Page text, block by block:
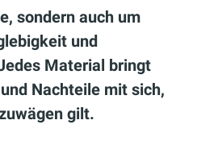
sondern auch um
und
Material bringt
Nachteile mit sich,
gilt.